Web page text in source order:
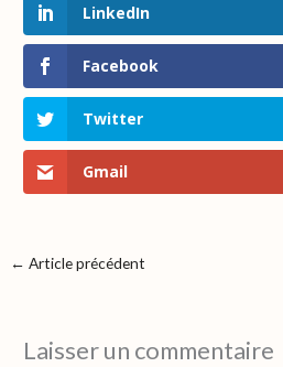
LinkedIn
Facebook
Twitter
Gmail
← Article précédent
Laisser un commentaire